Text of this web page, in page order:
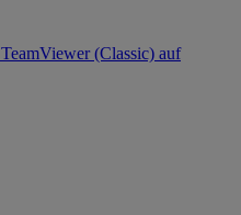
(Classic) auf